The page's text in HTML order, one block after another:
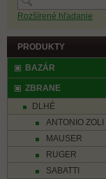
Rozšírené hľadanie
PRODUKTY
BAZÁR
ZBRANE
DLHÉ
ANTONIO ZOLI
MAUSER
RUGER
SABATTI